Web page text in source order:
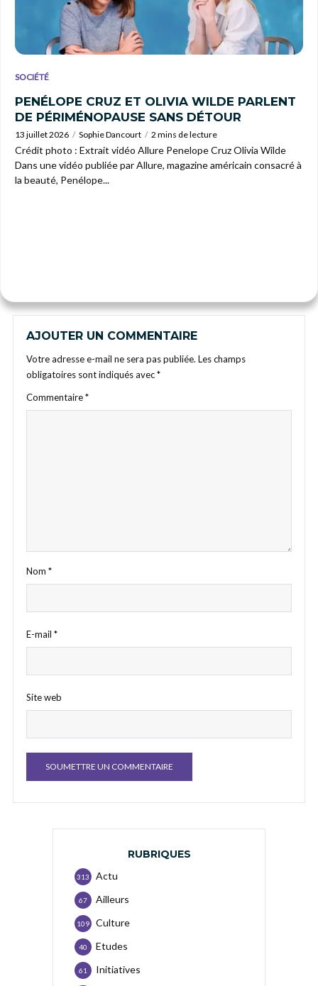
SOCIÉTÉ
PENÉLOPE CRUZ ET OLIVIA WILDE PARLENT
DE PÉRIMÉNOPAUSE SANS DÉTOUR
13 juillet 2026 Sophie Dancourt 2 mins de lecture
Crédit photo : Extrait vidéo Allure Penelope Cruz Olivia Wilde
Dans une vidéo publiée par Allure, magazine américain consacré à
la beauté, Penélope...
AJOUTER UN COMMENTAIRE
Votre adresse e-mail ne sera pas publiée. Les champs
obligatoires sont indiqués avec*
Commentaire*
Nom *
E-mail *
Site web
RUBRIQUES
Actu
313
Ailleurs
67
Culture
109
Etudes
40
Initiatives
61